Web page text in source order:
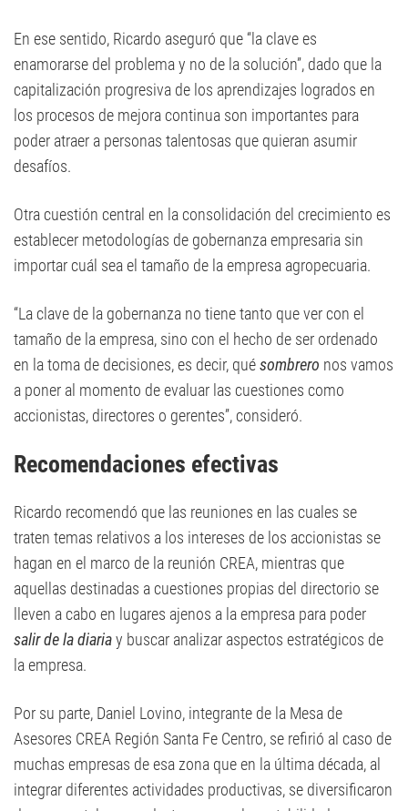
En ese sentido, Ricardo aseguró que “la clave es
enamorarse del problema y no de la solución”, dado que la
capitalización progresiva de los aprendizajes logrados en
los procesos de mejora continua son importantes para
poder atraer a personas talentosas que quieran asumir
desafíos.
Otra cuestión central en la consolidación del crecimiento es
establecer metodologías de gobernanza empresaria sin
importar cuál sea el tamaño de la empresa agropecuaria.
“La clave de la gobernanza no tiene tanto que ver con el
tamaño de la empresa, sino con el hecho de ser ordenado
en la toma de decisiones, es decir, quésombrero nos vamos
a poner al momento de evaluar las cuestiones como
accionistas, directores o gerentes”, consideró.
Recomendaciones efectivas
Ricardo recomendó que las reuniones en las cuales se
traten temas relativos a los intereses de los accionistas se
hagan en el marco de la reunión CREA, mientras que
aquellas destinadas a cuestiones propias del directorio se
lleven a cabo en lugares ajenos a la empresa para poder
salir de la diariay buscar analizar aspectos estratégicos de
la empresa.
Por su parte, Daniel Lovino, integrante de la Mesa de
Asesores CREA Región Santa Fe Centro, se refirió al caso de
muchas empresas de esa zona que en la última década, al
integrar diferentes actividades productivas, se diversificaron